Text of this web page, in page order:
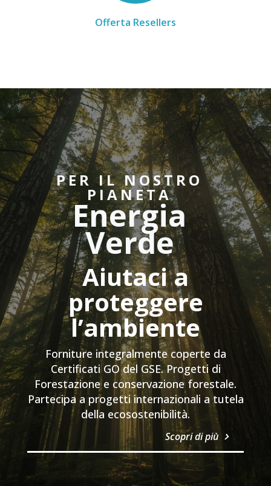
Offerta Resellers
PER IL NOSTRO
PIANETA
Energia
Verde
Aiutaci a
proteggere
l’ambiente
Forniture integralmente coperte da
Certificati GO del GSE. Progetti di
Forestazione e conservazione forestale.
Partecipa a progetti internazionali a tutela
della ecosostenibilità.
Scopri di più